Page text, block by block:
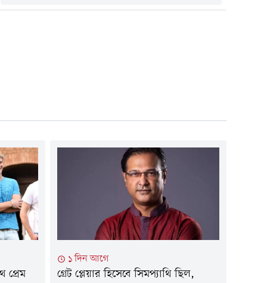
প্রেম
১ দিন আগে
গ্রেট প্লেয়ার হিসেবে সিমপ‍্যাথি ছিল,